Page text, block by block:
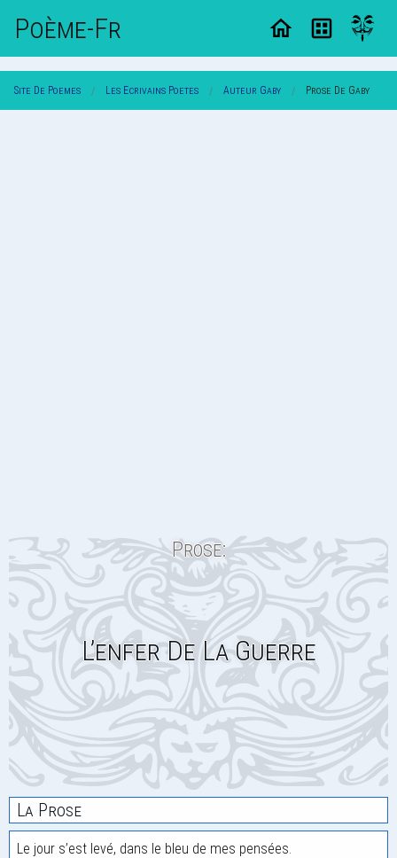
Poème-Fr
Site De Poemes Les Ecrivains Poetes Auteur Gaby Prose De Gaby
Prose:
L’enfer De La Guerre
La Prose
Le jour s’est levé, dans le bleu de mes pensées.